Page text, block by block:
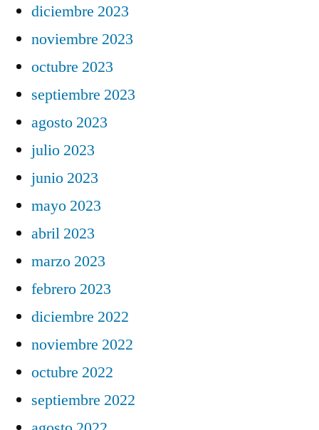
diciembre 2023
noviembre 2023
octubre 2023
septiembre 2023
agosto 2023
julio 2023
junio 2023
mayo 2023
abril 2023
marzo 2023
febrero 2023
diciembre 2022
noviembre 2022
octubre 2022
septiembre 2022